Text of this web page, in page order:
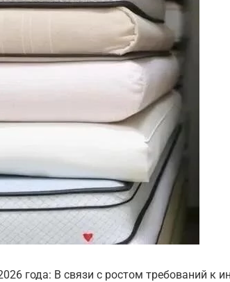
года: В связи с ростом требований к